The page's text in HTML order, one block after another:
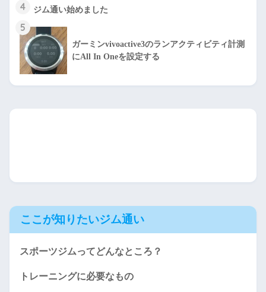
4 ジム通い始めました
5
ガーミンvivoactive3のランアクティビティ計測
にAll In Oneを設定する
ここが知りたいジム通い
スポーツジムってどんなところ？
トレーニングに必要なもの